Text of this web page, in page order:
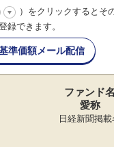
）をクリックするとそ
録できます。
準価額メール配信
ファンド名
愛称
日経新聞掲載